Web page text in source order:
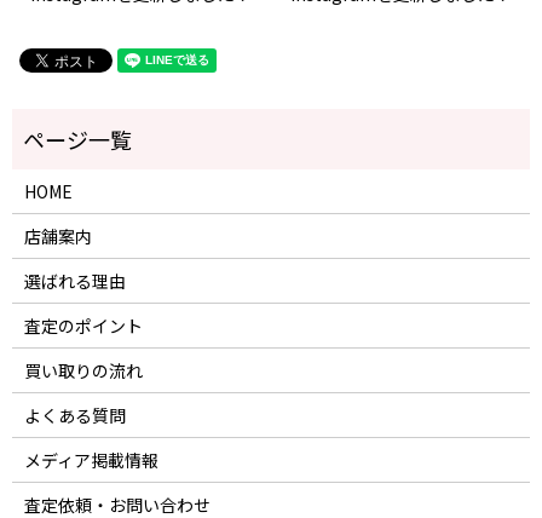
HOME
店舗案内
選ばれる理由
査定のポイント
買い取りの流れ
よくある質問
メディア掲載情報
査定依頼・お問い合わせ